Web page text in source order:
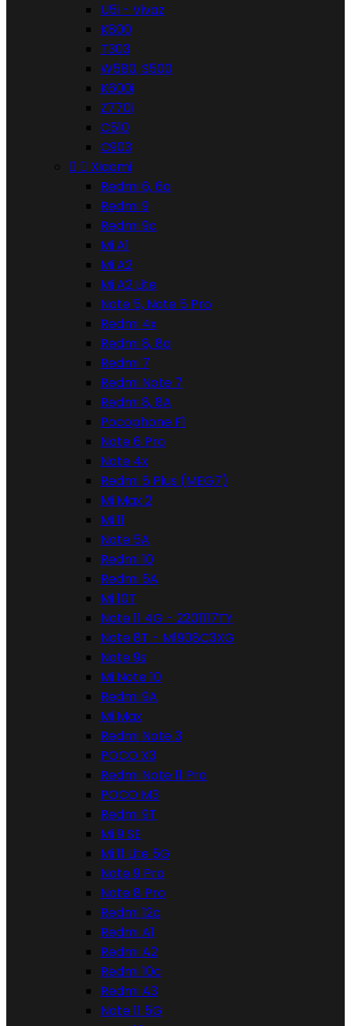
U5i - Vivaz
K800
T303
W580, S500
K600i
Z770i
C510
C903
  Xiaomi
Redmi 6, 6a
Redmi 9
Redmi 9c
Mi A1
Mi A2
Mi A2 Lite
Note 5, Note 5 Pro
Redmi 4x
Redmi 8, 8a
Redmi 7
Redmi Note 7
Redmi 8, 8A
Pocophone F1
Note 6 Pro
Note 4x
Redmi 5 Plus (MEG7)
Mi Max 2
Mi 11
Note 5A
Redmi 10
Redmi 5A
Mi 10T
Note 11 4G - 2201117TY
Note 8T - M1908C3XG
Note 9s
Mi Note 10
Redmi 9A
Mi Max
Redmi Note 3
POCO X3
Redmi Note 11 Pro
POCO M3
Redmi 9T
Mi 9 SE
Mi 11 Lite 5G
Note 9 Pro
Note 8 Pro
Redmi 12c
Redmi A1
Redmi A2
Redmi 10c
Redmi A3
Note 11 5G